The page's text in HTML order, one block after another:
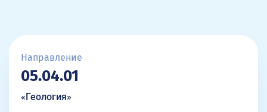
Направление
05.04.01
«Геология»